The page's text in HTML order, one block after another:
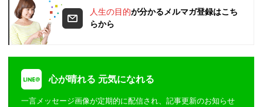
人生の目的が分かるメルマガ登録はこち
らから
心が晴れる 元気になれる
一言メッセージ画像が定期的に配信され、記事更新のお知らせ